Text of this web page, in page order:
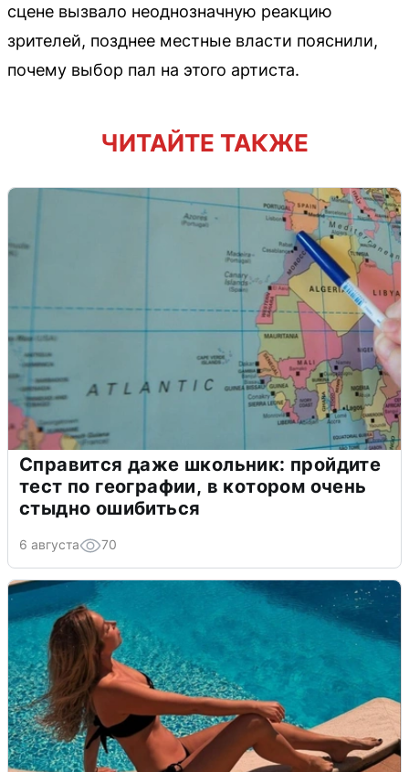
сцене вызвало неоднозначную реакцию
зрителей, позднее местные власти пояснили,
почему выбор пал на этого артиста.
ЧИТАЙТЕ ТАКЖЕ
Справится даже школьник: пройдите
тест по географии, в котором очень
стыдно ошибиться
6 августа 70